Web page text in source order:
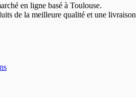
en ligne basé à Toulouse.
de la meilleure qualité et une livraison